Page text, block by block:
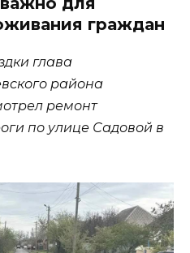
граждан
глава
района
ремонт
по улице Садовой в